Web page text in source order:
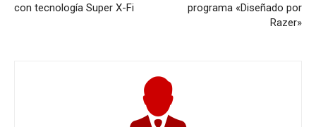
con tecnología Super X-Fi
programa «Diseñado por
Razer»